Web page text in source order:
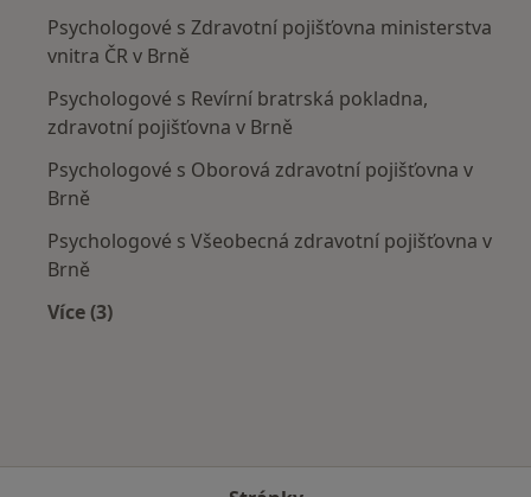
Psychologové s Zdravotní pojišťovna ministerstva
vnitra ČR v Brně
Psychologové s Revírní bratrská pokladna,
zdravotní pojišťovna v Brně
Psychologové s Oborová zdravotní pojišťovna v
Brně
Psychologové s Všeobecná zdravotní pojišťovna v
Brně
Více (3)